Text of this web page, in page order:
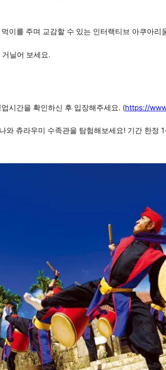
이를 주며 교감할 수 있는 인터랙티브 아쿠아리
닐어 보세요.
시간을 확인하신 후 입장해주세요. (https://
와 츄라우미 수족관을 탐험해보세요! 기간 한정